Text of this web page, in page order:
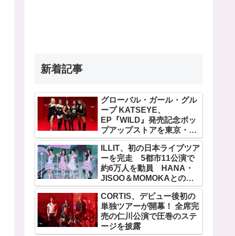
新着記事
グローバル・ガール・グル
ープ KATSEYE、
EP『WILD』発売記念ポッ
プアップストアを東京・原
宿で開催 限定グッズも登
場ILLIT、初の日本ライブツア
ーを完走 5都市11公演で
約6万人を動員 HANA・
JISOO＆MOMOKAとのス
ペシャルコラボも実現
CORTIS、デビュー後初の
単独ツアーが開幕！ 全席完
売の仁川公演で圧巻のステ
ージを披露